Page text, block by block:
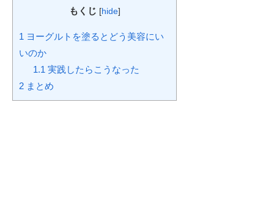
もくじ [hide]
1 ヨーグルトを塗るとどう美容にい
いのか
1.1 実践したらこうなった
2 まとめ